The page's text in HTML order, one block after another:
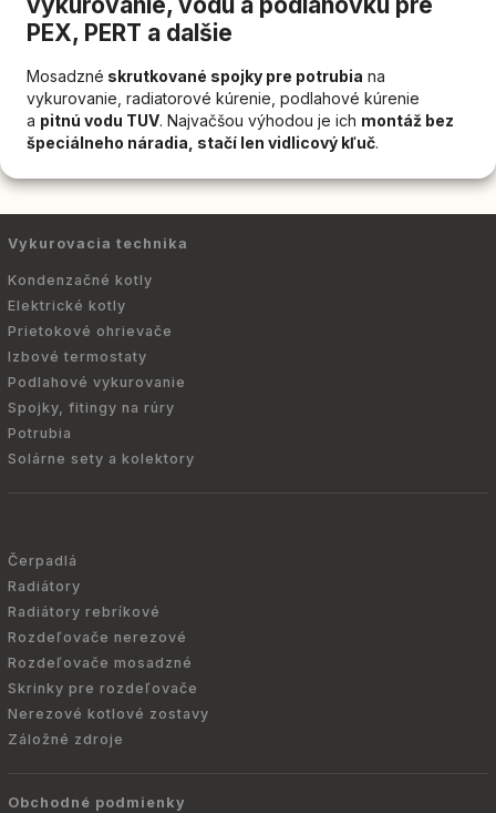
PEX, PERT a dalšie
Mosadzné skrutkované spojky pre potrubia na
vykurovanie, radiatorové kúrenie, podlahové kúrenie
a pitnú vodu TUV. Najvačšou výhodou je ich montáž bez
špeciálneho náradia, stačí len vidlicový kľuč.
Vykurovacia technika
Kondenzačné kotly
Elektrické kotly
Prietokové ohrievače
Izbové termostaty
Podlahové vykurovanie
Spojky, fitingy na rúry
Potrubia
Solárne sety a kolektory
Čerpadlá
Radiátory
Radiátory rebríkové
Rozdeľovače nerezové
Rozdeľovače mosadzné
Skrinky pre rozdeľovače
Nerezové kotlové zostavy
Záložné zdroje
Obchodné podmienky